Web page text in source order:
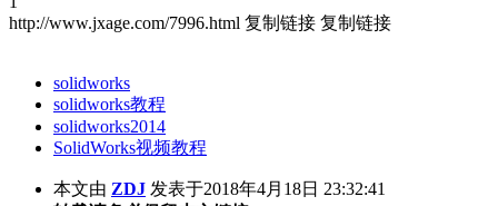
http://www.jxage.com/7996.html 复制链接 复制链接
solidworks
solidworks教程
solidworks2014
SolidWorks视频教程
本文由 ZDJ 发表于2018年4月18日 23:32:41